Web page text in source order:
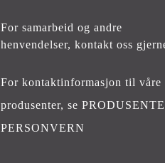
For samarbeid og andre
henvendelser,kontakt oss
For kontaktinformasjon til våre
produsenter, se
PERSONVERN